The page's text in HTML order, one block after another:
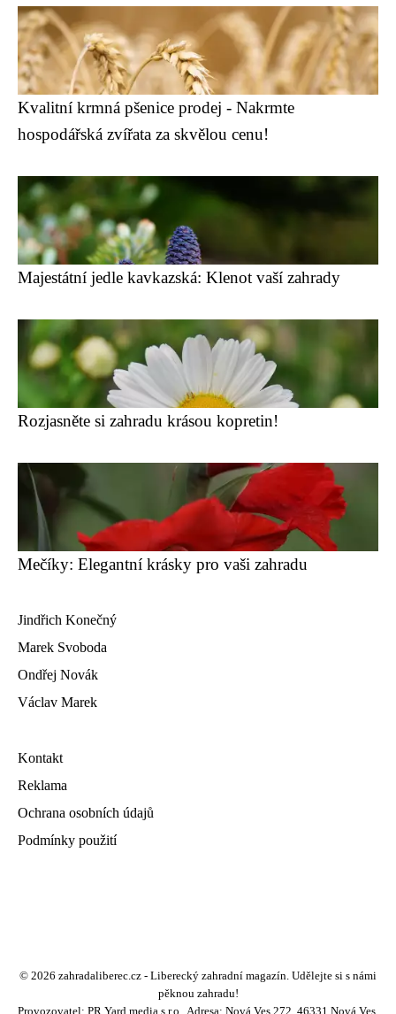
Kvalitní krmná pšenice prodej - Nakrmte
hospodářská zvířata za skvělou cenu!
Majestátní jedle kavkazská: Klenot vaší zahrady
Rozjasněte si zahradu krásou kopretin!
Mečíky: Elegantní krásky pro vaši zahradu
Jindřich Konečný
Marek Svoboda
Ondřej Novák
Václav Marek
Kontakt
Reklama
Ochrana osobních údajů
Podmínky použití
© 2026 zahradaliberec.cz - Liberecký zahradní magazín. Udělejte si s námi
pěknou zahradu!
Provozovatel: PR Yard media s.r.o., Adresa: Nová Ves 272, 46331 Nová Ves,